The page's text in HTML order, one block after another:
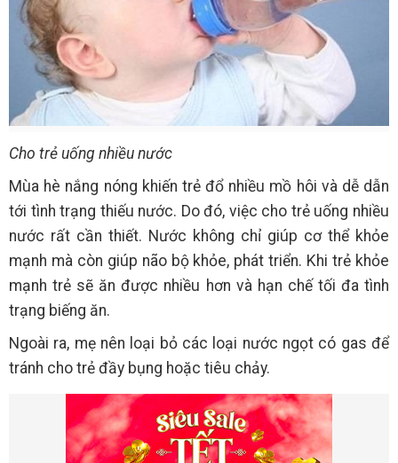
Cho trẻ uống nhiều nước
Mùa hè nắng nóng khiến trẻ đổ nhiều mồ hôi và dễ dẫn
tới tình trạng thiếu nước. Do đó, việc cho trẻ uống nhiều
nước rất cần thiết. Nước không chỉ giúp cơ thể khỏe
mạnh mà còn giúp não bộ khỏe, phát triển. Khi trẻ khỏe
mạnh trẻ sẽ ăn được nhiều hơn và hạn chế tối đa tình
trạng biếng ăn.
Ngoài ra, mẹ nên loại bỏ các loại nước ngọt có gas để
tránh cho trẻ đầy bụng hoặc tiêu chảy.